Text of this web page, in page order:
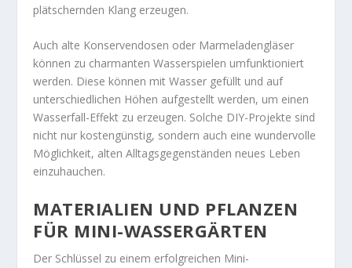
plätschernden Klang erzeugen.
Auch alte Konservendosen oder Marmeladengläser
können zu charmanten Wasserspielen umfunktioniert
werden. Diese können mit Wasser gefüllt und auf
unterschiedlichen Höhen aufgestellt werden, um einen
Wasserfall-Effekt zu erzeugen. Solche DIY-Projekte sind
nicht nur kostengünstig, sondern auch eine wundervolle
Möglichkeit, alten Alltagsgegenständen neues Leben
einzuhauchen.
MATERIALIEN UND PFLANZEN
FÜR MINI-WASSERGÄRTEN
Der Schlüssel zu einem erfolgreichen Mini-